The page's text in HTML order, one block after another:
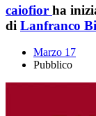
caiofior ha
di Lanfranco
Marzo 17
Pubblico